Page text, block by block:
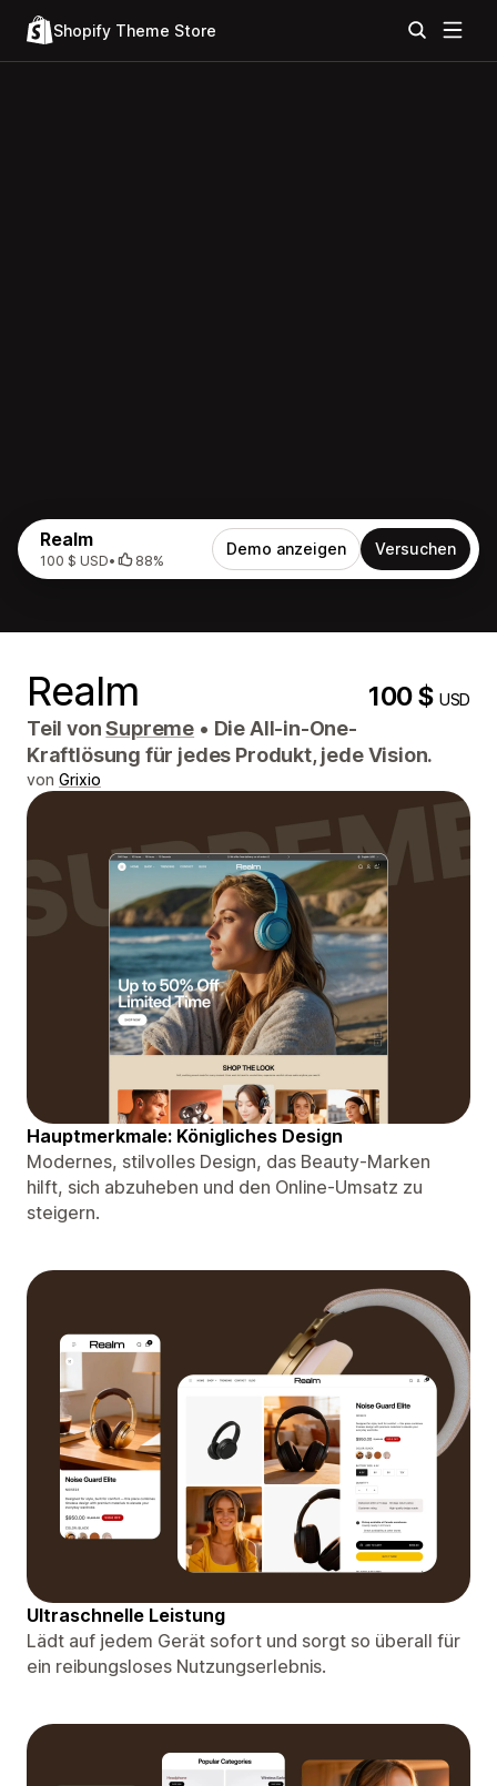
Shopify Theme Store
Realm
100 $ USD• 88%
Demo anzeigen Versuchen
Realm 100 $USD
Teil vonSupreme • Die All-in-One-
Kraftlösung für jedes Produkt, jede Vision.
von Grixio
Hauptmerkmale: Königliches Design
Modernes, stilvolles Design, das Beauty-Marken
hilft, sich abzuheben und den Online-Umsatz zu
steigern.
Ultraschnelle Leistung
Lädt auf jedem Gerät sofort und sorgt so überall für
ein reibungsloses Nutzungserlebnis.